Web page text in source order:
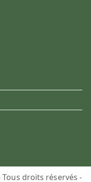
droits réservés -